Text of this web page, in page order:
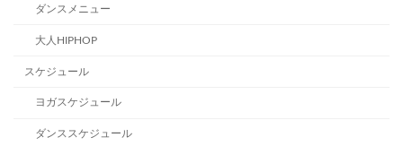
ダンスメニュー
大人HIPHOP
スケジュール
ヨガスケジュール
ダンススケジュール